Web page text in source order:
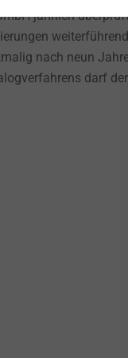
jährlich
nach neun
darf der